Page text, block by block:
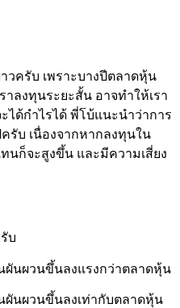
ครับ เพราะบางปีตลาดหุ้น
ลงทุนระยะสั้น อาจทำให้เรา
ด้กำไรได้ พี่โบ้แนะนำว่าการ
รับ เนื่องจากหากลงทุนใน
นก็จะสูงขึ้น และมีความเสี่ยง
บ
ผันผวนขึ้นลงแรงกว่าตลาดหุ้น
ผันผวนขึ้นลงเท่ากับตลาดหุ้น